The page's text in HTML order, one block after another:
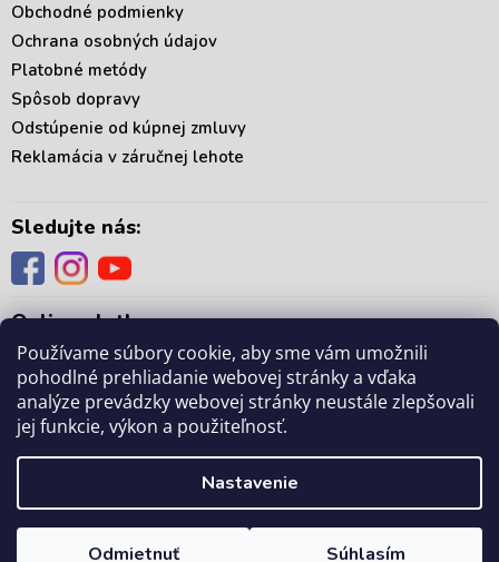
Používame súbory cookie, aby sme vám umožnili
pohodlné prehliadanie webovej stránky a vďaka
analýze prevádzky webovej stránky neustále zlepšovali
jej funkcie, výkon a použiteľnosť.
Nastavenie
Odmietnuť Súhlasím
Obchodné podmienky
Ochrana osobných údajov
Platobné metódy
Spôsob dopravy
Odstúpenie od kúpnej zmluvy
Reklamácia v záručnej lehote
Sledujte nás:
Online platby:
mámedoma.sk . Všetky práva vyhradené.
cookies